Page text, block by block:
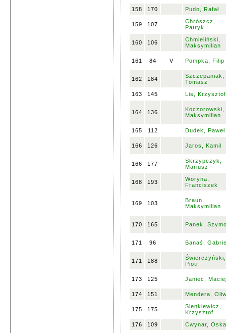
158 170 Pudo, Rafał
159 107
Chrószcz,
Patryk
160 106
Chmieliński,
Maksymilian
161 84 V Pompka, Filip
162 184
Szczepaniak,
Tomasz
163
145 Lis, Krzysztof
164 136
Koczorowski,
Maksymilian
165 112 Dudek, Paweł
166 126 Jaros, Kamil
166 177
Skrzypczyk,
Mariusz
168 193
Woryna,
Franciszek
169 103
Braun,
Maksymilian
170 165 Panek,
171 96 Banaś,
171 188
Świerczyński,
Piotr
173 125 Janiec,
174 151 Mendera,
175 175
Sienkiewicz,
Krzysztof
176
109
Cwynar,